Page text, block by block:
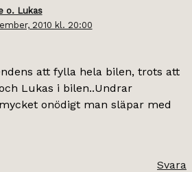
o. Lukas
2010 kl. 20:00
att fylla hela bilen, trots att
Lukas i bilen..Undrar
onödigt man släpar med
Svara